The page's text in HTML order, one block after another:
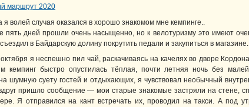
я волей случая оказался в хорошо знакомом мне кемпинге..
пять дней прошли очень насыщенно, но к велотуризму это имеют
в Байдарскую долину покрутить педали и закупиться в магазине.
я неспешно пил чай, раскачиваясь на качелях во дворе
кемпинг быстро опустилась тёплая, почти летняя ночь без
шумную суету гостей и отдыхающих, я чувствовал необычный
пришло сообщение — мои старые знакомые застряли на стене,
Я отправился на кант встречать их, проводил на такси. А под